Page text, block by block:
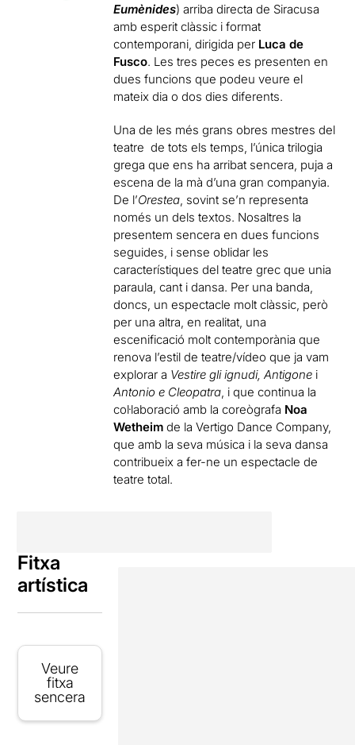
Eumènides) arriba directa de Siracusa
amb esperit clàssic i format
contemporani, dirigida per Luca de
Fusco. Les tres peces es presenten en
dues funcions que podeu veure el
mateix dia o dos dies diferents.
Una de les més grans obres mestres del
teatre de tots els temps, l’única trilogia
grega que ens ha arribat sencera, puja a
escena de la mà d’una gran companyia.
De l’Orestea , sovint se’n representa
només un dels textos. Nosaltres la
presentem sencera en dues funcions
seguides, i sense oblidar les
característiques del teatre grec que unia
paraula, cant i dansa. Per una banda,
doncs, un espectacle molt clàssic, però
per una altra, en realitat, una
escenificació molt contemporània que
renova l’estil de teatre/vídeo que ja vam
explorar a Vestire gli ignudi, Antigone i
Antonio e Cleopatra , i que continua la
col·laboració amb la coreògrafa Noa
Wetheim de la Vertigo Dance Company,
que amb la seva música i la seva dansa
contribueix a fer-ne un espectacle de
teatre total.
Fitxa
artística
Veure
fitxa
sencera